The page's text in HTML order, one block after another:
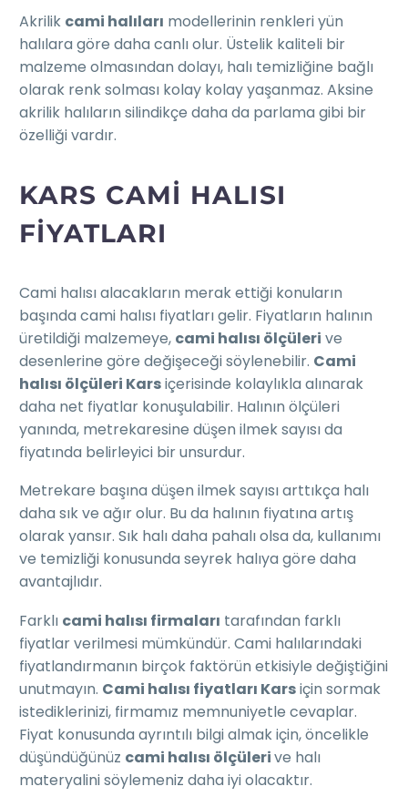
Akrilik cami halıları modellerinin renkleri yün
halılara göre daha canlı olur. Üstelik kaliteli bir
malzeme olmasından dolayı, halı temizliğine bağlı
olarak renk solması kolay kolay yaşanmaz. Aksine
akrilik halıların silindikçe daha da parlama gibi bir
özelliği vardır.
KARS CAMI HALISI
FIYATLARI
Cami halısı alacakların merak ettiği konuların
başında cami halısı fiyatları gelir. Fiyatların halının
üretildiği malzemeye, cami halısı ölçüleri ve
desenlerine göre değişeceği söylenebilir. Cami
halısı ölçüleri Karsiçerisinde kolaylıkla alınarak
daha net fiyatlar konuşulabilir. Halının ölçüleri
yanında, metrekaresine düşen ilmek sayısı da
fiyatında belirleyici bir unsurdur.
Metrekare başına düşen ilmek sayısı arttıkça halı
daha sık ve ağır olur. Bu da halının fiyatına artış
olarak yansır. Sık halı daha pahalı olsa da, kullanımı
ve temizliği konusunda seyrek halıya göre daha
avantajlıdır.
Farklı cami halısı firmaları tarafından farklı
fiyatlar verilmesi mümkündür. Cami halılarındaki
fiyatlandırmanın birçok faktörün etkisiyle değiştiğini
unutmayın. Cami halısı fiyatları Karsiçin sormak
istediklerinizi, firmamız memnuniyetle cevaplar.
Fiyat konusunda ayrıntılı bilgi almak için, öncelikle
düşündüğünüz cami halısı ölçülerive halı
materyalini söylemeniz daha iyi olacaktır.